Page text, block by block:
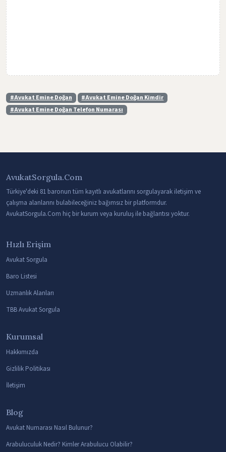
#Avukat Emine Doğan
#Avukat Emine Doğan Kimdir
#Avukat Emine Doğan Telefon Numarası
AvukatSorgula.Com
Türkiye'deki 81 baronun tüm kayıtlı avukatlarını sorgulayarak iletişim ve
çalışma alanlarını bulabileceğiniz bağımsız bir platformdur.
AvukatSorgula.Com hiç bir kurum veya kuruluş ile bağlantısı yoktur.
Hızlı Erişim
Avukat Sorgula
Baro Listesi
Uzmanlık Alanları
TBB Avukat Sorgula
Kurumsal
Hakkımızda
Gizlilik Politikası
İletişim
Blog
Avukat Numarası Nasıl Bulunur?
Arabuluculuk Nedir? Kimler Arabulucu Olabilir?